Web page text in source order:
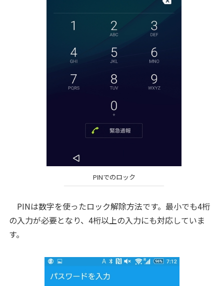
PINでのロック
PINは数字を使ったロック解除方法です。最小でも4桁
の入力が必要となり、4桁以上の入力にも対応していま
す。